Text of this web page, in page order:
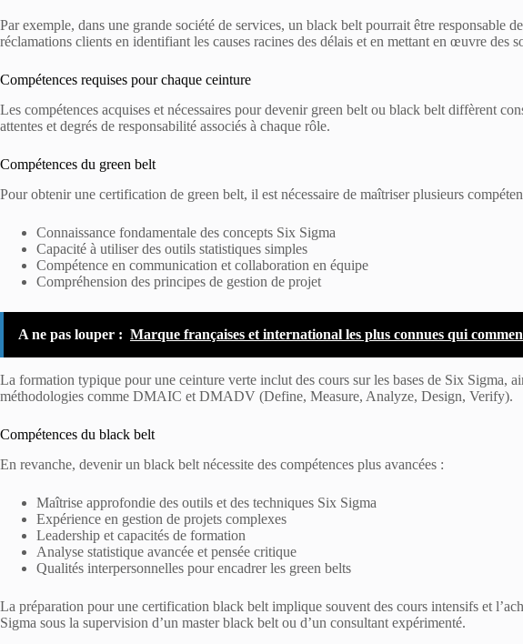
Par exemple, dans une grande société de services, un black belt pourrait être responsable
réclamations clients en identifiant les causes racines des délais et en mettant en œuvre des
Compétences requises pour chaque ceinture
Les compétences acquises et nécessaires pour devenir green belt ou black belt diffèrent
attentes et degrés de responsabilité associés à chaque rôle.
Compétences du green belt
Pour obtenir une certification de green belt, il est nécessaire de maîtriser plusieurs
Connaissance fondamentale des concepts Six Sigma
Capacité à utiliser des outils statistiques simples
Compétence en communication et collaboration en équipe
Compréhension des principes de gestion de projet
A ne pas louper : Marque françaises et international les plus connues qui
La formation typique pour une ceinture verte inclut des cours sur les bases de Six Sigma,
méthodologies comme DMAIC et DMADV (Define, Measure, Analyze, Design, Verify).
Compétences du black belt
En revanche, devenir un black belt nécessite des compétences plus avancées :
Maîtrise approfondie des outils et des techniques Six Sigma
Expérience en gestion de projets complexes
Leadership et capacités de formation
Analyse statistique avancée et pensée critique
Qualités interpersonnelles pour encadrer les green belts
La préparation pour une certification black belt implique souvent des cours intensifs et
Sigma sous la supervision d’un master black belt ou d’un consultant expérimenté.